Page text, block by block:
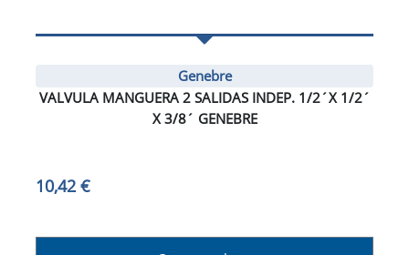
Genebre
VALVULA MANGUERA 2 SALIDAS INDEP. 1/2´X 1/2´
X 3/8´ GENEBRE
10,42 €